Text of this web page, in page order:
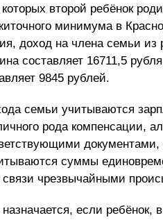
второй ребёнок
минимума в
доход на члена семьи
составляет 16711,5
9845 рублей.
семьи учитываются
рода компенсации,
суммы
чрезвычайными
если ребёнок,